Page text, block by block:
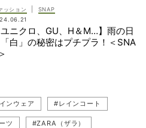
#読者スナップ
トコーデ #ユニクロコーデ
レアスカート #ワンピース
ッション
SNAP
ユニクロ、GU、H＆M…】雨の日
白」の秘密はプチプラ！＜SNA
ンウェア #レインコート
ツ #ZARA（ザラ）